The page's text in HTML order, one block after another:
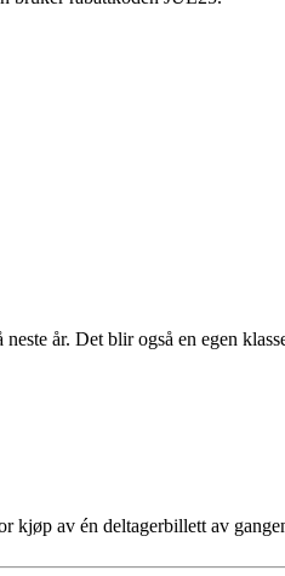
år. Det blir også en egen
kjøp av én deltagerbillett av